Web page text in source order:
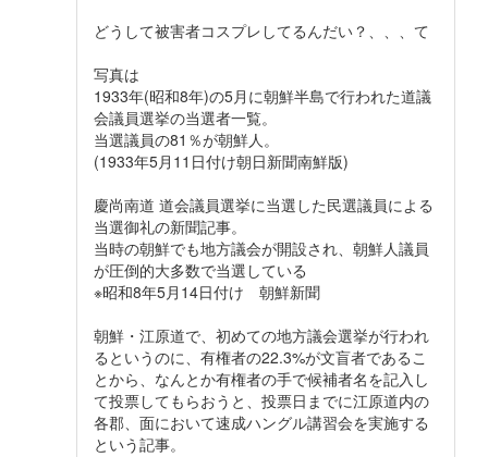
どうして被害者コスプレしてるんだい？、、、て
写真は
1933年(昭和8年)の5月に朝鮮半島で行われた道議
会議員選挙の当選者一覧。
当選議員の81％が朝鮮人。
(1933年5月11日付け朝日新聞南鮮版)
慶尚南道 道会議員選挙に当選した民選議員による
当選御礼の新聞記事。
当時の朝鮮でも地方議会が開設され、朝鮮人議員
が圧倒的大多数で当選している
※昭和8年5月14日付け 朝鮮新聞
朝鮮・江原道で、初めての地方議会選挙が行われ
るというのに、有権者の22.3%が文盲者であるこ
とから、なんとか有権者の手で候補者名を記入し
て投票してもらおうと、投票日までに江原道内の
各郡、面において速成ハングル講習会を実施する
という記事。